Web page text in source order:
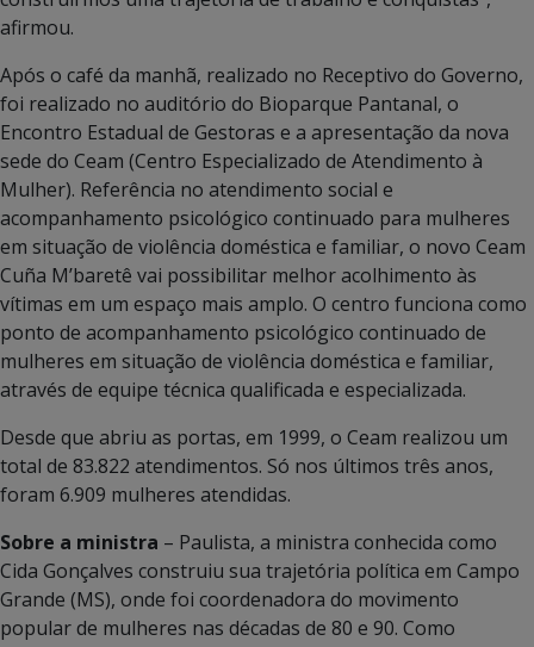
afirmou.
Após o café da manhã, realizado no Receptivo do Governo,
foi realizado no auditório do Bioparque Pantanal, o
Encontro Estadual de Gestoras e a apresentação da nova
sede do Ceam (Centro Especializado de Atendimento à
Mulher). Referência no atendimento social e
acompanhamento psicológico continuado para mulheres
em situação de violência doméstica e familiar, o novo Ceam
Cuña M’baretê vai possibilitar melhor acolhimento às
vítimas em um espaço mais amplo. O centro funciona como
ponto de acompanhamento psicológico continuado de
mulheres em situação de violência doméstica e familiar,
através de equipe técnica qualificada e especializada.
Desde que abriu as portas, em 1999, o Ceam realizou um
total de 83.822 atendimentos. Só nos últimos três anos,
foram 6.909 mulheres atendidas.
Sobre a ministra – Paulista, a ministra conhecida como
Cida Gonçalves construiu sua trajetória política em Campo
Grande (MS), onde foi coordenadora do movimento
popular de mulheres nas décadas de 80 e 90. Como